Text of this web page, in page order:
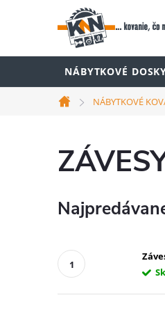
NÁBYTKOVÉ
Domov
NÁBYTKOVÉ